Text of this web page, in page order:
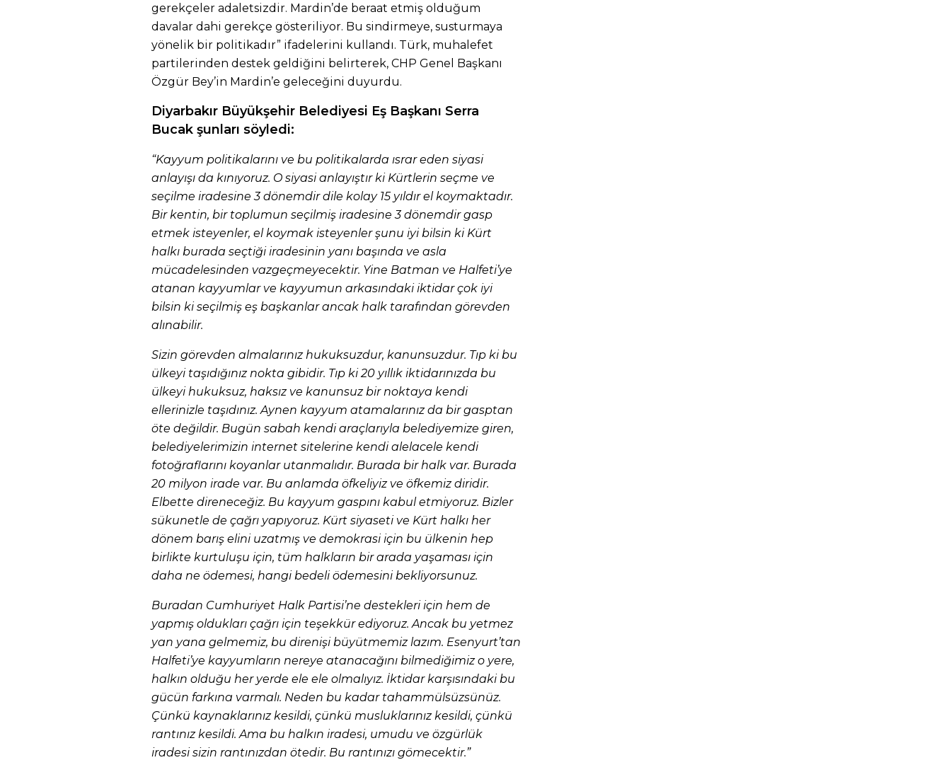
gerekçeler adaletsizdir. Mardin’de beraat etmiş olduğum
davalar dahi gerekçe gösteriliyor. Bu sindirmeye, susturmaya
yönelik bir politikadır” ifadelerini kullandı. Türk, muhalefet
partilerinden destek geldiğini belirterek, CHP Genel Başkanı
Özgür Bey’in Mardin’e geleceğini duyurdu.
Diyarbakır Büyükşehir Belediyesi Eş Başkanı Serra
Bucak şunları söyledi:
“Kayyum politikalarını ve bu politikalarda ısrar eden siyasi
anlayışı da kınıyoruz. O siyasi anlayıştır ki Kürtlerin seçme ve
seçilme iradesine 3 dönemdir dile kolay 15 yıldır el koymaktadır.
Bir kentin, bir toplumun seçilmiş iradesine 3 dönemdir gasp
etmek isteyenler, el koymak isteyenler şunu iyi bilsin ki Kürt
halkı burada seçtiği iradesinin yanı başında ve asla
mücadelesinden vazgeçmeyecektir. Yine Batman ve Halfeti’ye
atanan kayyumlar ve kayyumun arkasındaki iktidar çok iyi
bilsin ki seçilmiş eş başkanlar ancak halk tarafından görevden
alınabilir.
Sizin görevden almalarınız hukuksuzdur, kanunsuzdur. Tıp ki bu
ülkeyi taşıdığınız nokta gibidir. Tıp ki 20 yıllık iktidarınızda bu
ülkeyi hukuksuz, haksız ve kanunsuz bir noktaya kendi
ellerinizle taşıdınız. Aynen kayyum atamalarınız da bir gasptan
öte değildir. Bugün sabah kendi araçlarıyla belediyemize giren,
belediyelerimizin internet sitelerine kendi alelacele kendi
fotoğraflarını koyanlar utanmalıdır. Burada bir halk var. Burada
20 milyon irade var. Bu anlamda öfkeliyiz ve öfkemiz diridir.
Elbette direneceğiz. Bu kayyum gaspını kabul etmiyoruz. Bizler
sükunetle de çağrı yapıyoruz. Kürt siyaseti ve Kürt halkı her
dönem barış elini uzatmış ve demokrasi için bu ülkenin hep
birlikte kurtuluşu için, tüm halkların bir arada yaşaması için
daha ne ödemesi, hangi bedeli ödemesini bekliyorsunuz.
Buradan Cumhuriyet Halk Partisi’ne destekleri için hem de
yapmış oldukları çağrı için teşekkür ediyoruz. Ancak bu yetmez
yan yana gelmemiz, bu direnişi büyütmemiz lazım. Esenyurt’tan
Halfeti’ye kayyumların nereye atanacağını bilmediğimiz o yere,
halkın olduğu her yerde ele ele olmalıyız. İktidar karşısındaki bu
gücün farkına varmalı. Neden bu kadar tahammülsüzsünüz.
Çünkü kaynaklarınız kesildi, çünkü musluklarınız kesildi, çünkü
rantınız kesildi. Ama bu halkın iradesi, umudu ve özgürlük
iradesi sizin rantınızdan ötedir. Bu rantınızı gömecektir.”